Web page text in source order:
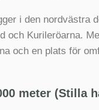
i den nordvästra
och Kurileröarna.
och en plats för
meter (Stilla